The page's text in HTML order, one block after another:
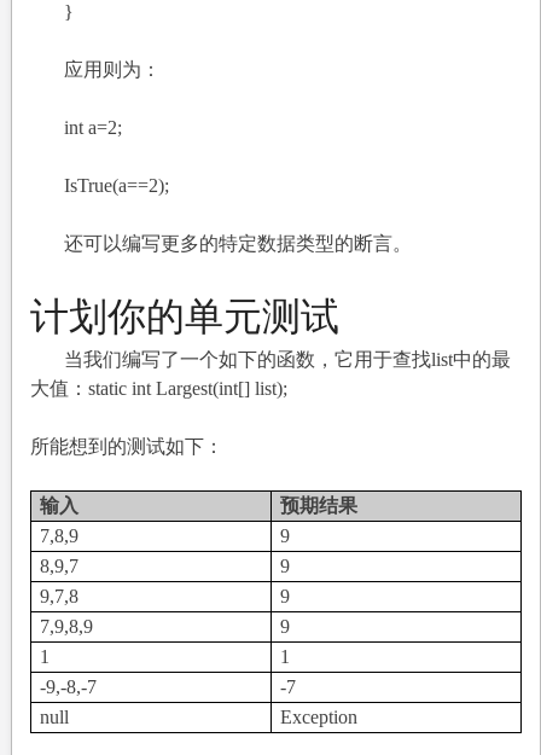
}
应用则为：
int a=2;
IsTrue(a==2);
还可以编写更多的特定数据类型的断言。
计划你的单元测试
当我们编写了一个如下的函数，它用于查找list中的最
大值：static int Largest(int[] list);
所能想到的测试如下：
输入
预期结果
7,8,9
9
8,9,7
9
9,7,8
9
7,9,8,9
9
1
1
-9,-8,-7
-7
null
Exception